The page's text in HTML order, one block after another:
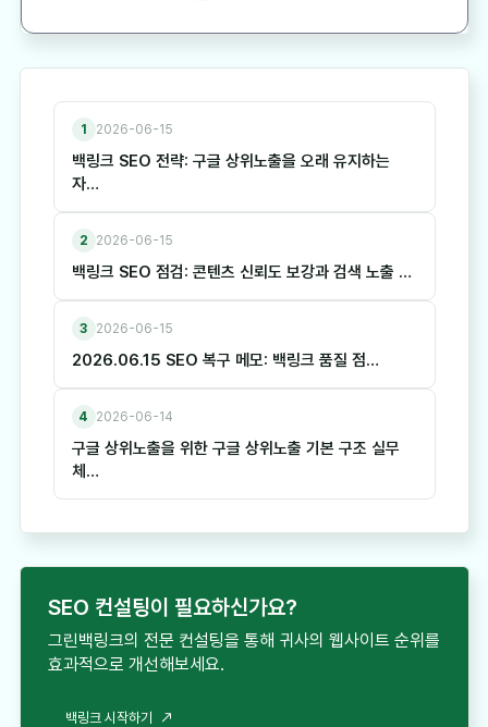
1 2026-06-15
백링크 SEO 전략: 구글 상위노출을 오래 유지하는
자…
2 2026-06-15
백링크 SEO 점검: 콘텐츠 신뢰도 보강과 검색 노출 …
3 2026-06-15
2026.06.15 SEO 복구 메모: 백링크 품질 점…
4 2026-06-14
구글 상위노출을 위한 구글 상위노출 기본 구조 실무
체…
SEO 컨설팅이 필요하신가요?
그린백링크의 전문 컨설팅을 통해 귀사의 웹사이트 순위를
효과적으로 개선해보세요.
백링크 시작하기